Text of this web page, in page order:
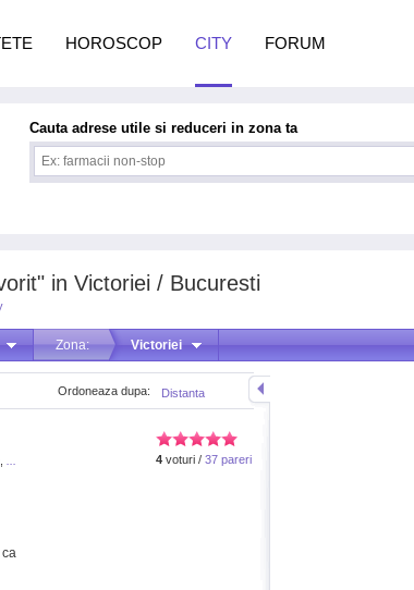
in Victoriei / Bucuresti
Zona: Victoriei
Distanta
Ordoneaza dupa:
4 voturi / 37 pareri
ca
Cauta adrese utile si reduceri in zona ta
HOROSCOP CITY FORUM